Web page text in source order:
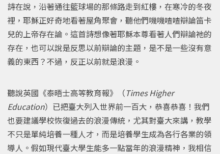
詩在說，沿著通往籃球場的那條路走到紅樓，在寒冷的冬夜
裡，耶穌正好奇地看著屋角聚會，聽他們嘰嘰喳喳辯論笛卡
兒的上帝存在論。這首詩想像著耶穌本尊看著人們辯論祂的
存在，也可以說是反思以前辯論的主題，是不是一些沒有意
義的東西？不過，反正以前就是浪漫。
聽說英國《泰晤士高等教育報》（Times Higher
Education）已把臺大列入世界前一百大，恭喜恭喜！我們
也要建議學校恢復過去的浪漫傳統，尤其對臺大來講，教學
不只是單純培養一種人才，而是培養學生成為各行各業的領
導人。假如現代臺大學生能多一點當年的浪漫精神，我相信